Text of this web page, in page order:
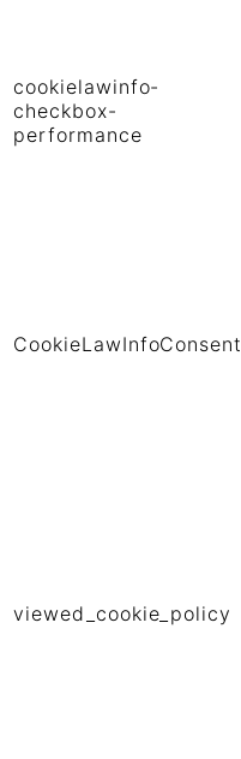
cookielawinfo-
checkbox-
performance
CookieLawInfoConsent
viewed_cookie_policy